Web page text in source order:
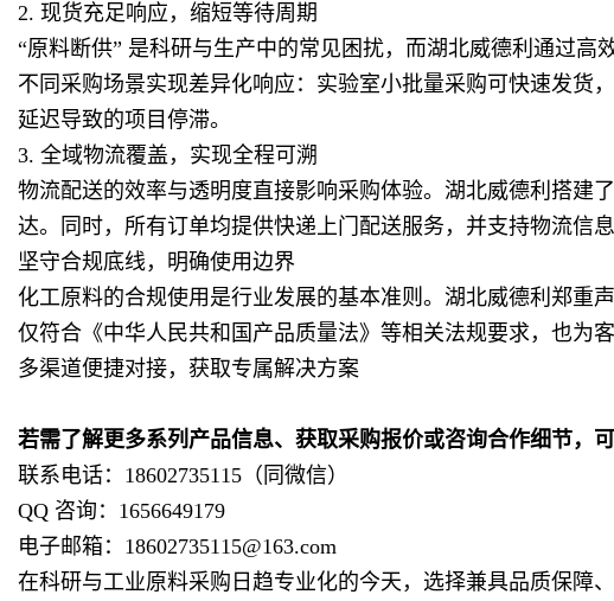
2. 现货充足响应，缩短等待周期
“原料断供” 是科研与生产中的常见困扰，而湖北威德利通过
不同采购场景实现差异化响应：实验室小批量采购可快速发货
延迟导致的项目停滞。
3. 全域物流覆盖，实现全程可溯
物流配送的效率与透明度直接影响采购体验。湖北威德利搭建
达。同时，所有订单均提供快递上门配送服务，并支持物流信
坚守合规底线，明确使用边界
化工原料的合规使用是行业发展的基本准则。湖北威德利郑重
仅符合《中华人民共和国产品质量法》等相关法规要求，也为
多渠道便捷对接，获取专属解决方案
若需了解更多系列产品信息、获取采购报价或咨询合作细节，
联系电话：18602735115（同微信）
QQ 咨询：1656649179
电子邮箱：18602735115@163.com
在科研与工业原料采购日趋专业化的今天，选择兼具品质保障